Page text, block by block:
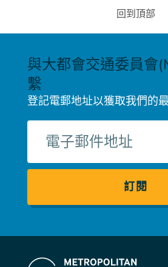
回到頂部
與大都會交通委員會
繫
登記電郵地址以獲取我們的
郵
件